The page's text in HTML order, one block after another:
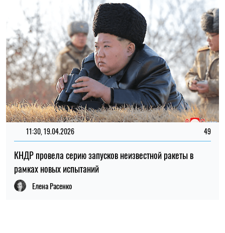
ЮЖНАЯ КОРЕЯ КНДР ХАМАС ИЗРАИЛЬ
ЕВГЕНИЯ РУБАН
Пишет про политику
Евгения Рубан пишет про новости политики и
экономики. Она рассматривает масштабные
явления украинской политики и экономики с
точки зрения того, как они повлияют на